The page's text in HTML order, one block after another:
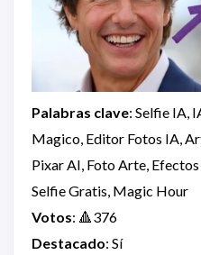
Palabras clave: Selfie IA,
Magico, Editor Fotos IA,
Pixar AI, Foto Arte,
Selfie Gratis, Magic Hour
Votos: 🔺376
Destacado: Sí